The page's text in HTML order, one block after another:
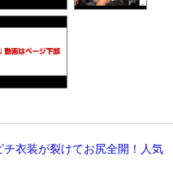
チ衣装が裂けてお尻全開！人気